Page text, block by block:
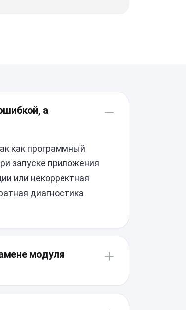
а
как программный
запуске приложения
или некорректная
диагностика
модуля
точности, так как
Мастер